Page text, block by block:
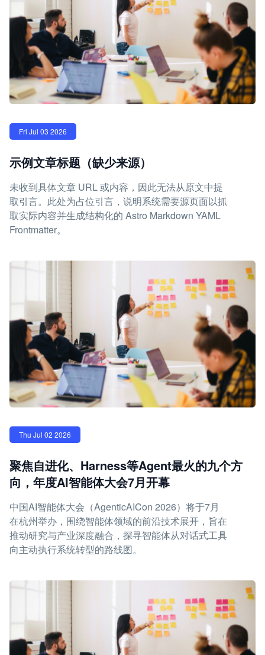
Fri Jul 03 2026
示例文章标题（缺少来源）
未收到具体文章 URL 或内容，因此无法从原文中提
取引言。此处为占位引言，说明系统需要源页面以抓
取实际内容并生成结构化的 Astro Markdown YAML
Frontmatter。
Thu Jul 02 2026
聚焦自进化、Harness等Agent最火的九个方
向，年度AI智能体大会7月开幕
中国AI智能体大会（AgenticAICon 2026）将于7月
在杭州举办，围绕智能体领域的前沿技术展开，旨在
推动研究与产业深度融合，探寻智能体从对话式工具
向主动执行系统转型的路线图。